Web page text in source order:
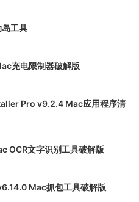
工具
充电限制器破解版
Pro v9.2.4 Mac应用程序清
OCR文字识别工具破解版
Mac抓包工具破解版